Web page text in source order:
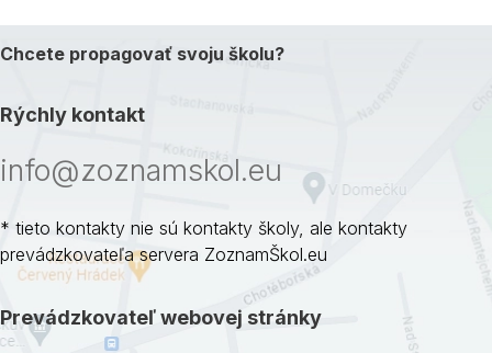
Chcete propagovať svoju školu?
Rýchly kontakt
info@zoznamskol.eu
* tieto kontakty nie sú kontakty školy, ale kontakty
prevádzkovateľa servera ZoznamŠkol.eu
Prevádzkovateľ webovej stránky